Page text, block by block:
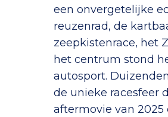
een onvergetelijke
reuzenrad, de
zeepkistenrace, het
het centrum stond
autosport.
de unieke racesfeer
aftermovie van